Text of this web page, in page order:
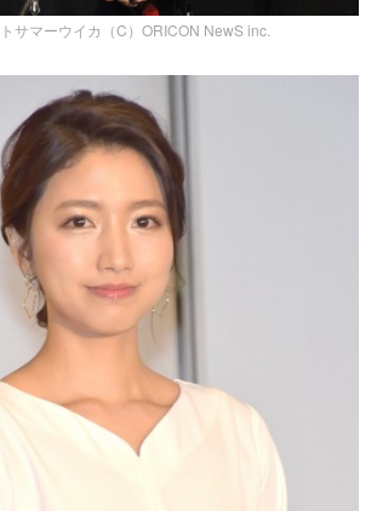
サマーウイカ（C）ORICON NewS inc.